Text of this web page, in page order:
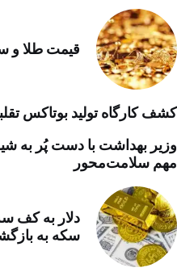
قیمت طلا و سکه
کشف کارگاه تولید بوتاکس
وزیر بهداشت با دست پُر به
مهم سلامت‌محور
دلار به کف
سکه به